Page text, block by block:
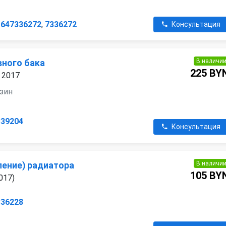
, 7336272 Консультация
бака
2017
В
225
Консультация
радиатора В
105